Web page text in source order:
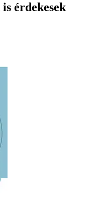
érdekesek